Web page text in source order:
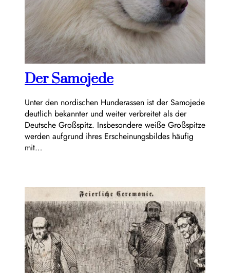
Der Samojede
Unter den nordischen Hunderassen ist der Samojede
deutlich bekannter und weiter verbreitet als der
Deutsche Großspitz. Insbesondere weiße Großspitze
werden aufgrund ihres Erscheinungsbildes häufig
mit…